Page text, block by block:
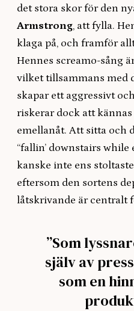
det stora skor för den
Armstrong, att fylla.
klaga på, och framför
Hennes screamo-sång
vilket tillsammans med
skapar ett aggressivt
riskerar dock att
emellanåt. Att sitta och
“fallin’ downstairs while
kanske inte ens
eftersom den sortens
låtskrivande är centralt
”Som
själv av
som en